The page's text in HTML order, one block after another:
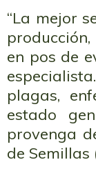
“La mejor
en pos de
plagas,
estado
provenga
de Semillas